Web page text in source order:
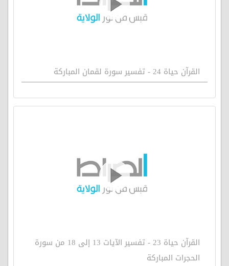
القرآن حياة 24 - تفسير سورة لقمان المباركة
القرآن حياة 23 - تفسير الآيات 13 إلى 18 من سورة
الحجرات المباركة